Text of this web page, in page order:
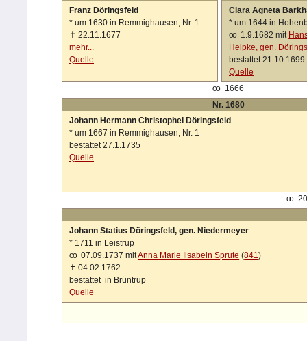
Franz Döringsfeld
* um 1630 in Remmighausen, Nr. 1
✝ 22.11.1677
mehr...
Quelle
Clara Agneta
* um 1644 in
oo
1.9.1682 mit
Heipke, gen.
bestattet 21.10.1699
Quelle
oo
1666
Nr. 1680
Johann Hermann Christophel Döringsfeld
* um 1667 in Remmighausen, Nr. 1
bestattet 27.1.1735
Quelle
oo
Johann Statius Döringsfeld, gen. Niedermeyer
* 1711 in Leistrup
oo 07.09.1737 mitAnna Marie Ilsabein Sprute (841)
✝ 04.02.1762
bestattet in Brüntrup
Quelle